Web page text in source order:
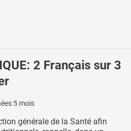
2 Français sur 3
5 mois
générale de la Santé afin